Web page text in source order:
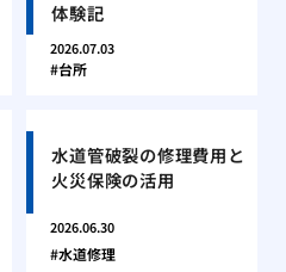
体験記
2026.07.03
台所
水道管破裂の修理費用と
火災保険の活用
2026.06.30
水道修理